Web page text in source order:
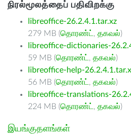
நிரல்மூலத்தைப் பதிவிறக்கு
libreoffice-26.2.4.1.tar.xz
279 MB (தொரண்ட் , தகவல்)
libreoffice-dictionaries-
59 MB (தொரண்ட் , தகவல்)
libreoffice-help-
56 MB (தொரண்ட் , தகவல்)
libreoffice-translations-
224 MB (தொரண்ட் , தகவல்)
இயங்குதளங்கள்